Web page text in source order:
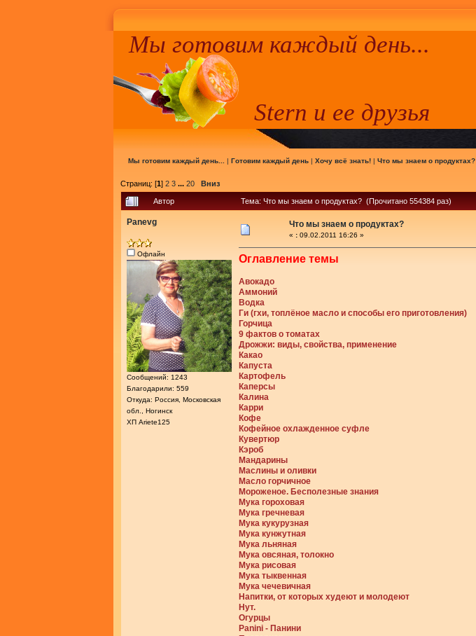
Мы готовим каждый день...
Stern и ее друзья
Мы готовим каждый день... | Готовим каждый день| Хочу всё знать!| Что мы знаем о продуктах?
Страниц: [1] 2 3 ... 20 Вниз
Автор Тема: Что мы знаем о продуктах? (Прочитано 554384 раз)
Panevg
Офлайн
Сообщений: 1243
Благодарили: 559
Откуда: Россия, Московская
обл., Ногинск
ХП Ariete125
Что мы знаем о продуктах?
« : 09.02.2011 16:26 »
Оглавление темы
Авокадо
Аммоний
Водка
Ги (гхи, топлёное масло и способы его приготовления)
Горчица
9 фактов о томатах
Дрожжи: виды, свойства, применение
Какао
Капуста
Картофель
Каперсы
Калина
Карри
Кофе
Кофейное охлажденное суфле
Кувертюр
Кэроб
Мандарины
Маслины и оливки
Масло горчичное
Мороженое. Бесполезные знания
Мука гороховая
Мука гречневая
Мука кукурузная
Мука кунжутная
Мука льняная
Мука овсяная, толокно
Мука рисовая
Мука тыквенная
Мука чечевичная
Напитки, от которых худеют и молодеют
Нут.
Огурцы
Panini - Панини